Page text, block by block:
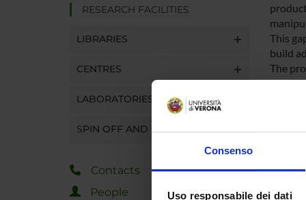
Consenso
Uso responsabile dei dati
RESEARCH FACILITIES
LIBRARIES
CENTRES
LABORATORIES
SPIN OFF AND COMPANIES
Contacts
People
This
build
The
basic
task.